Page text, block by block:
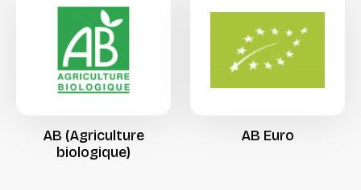
AB (Agriculture
biologique)
AB Euro